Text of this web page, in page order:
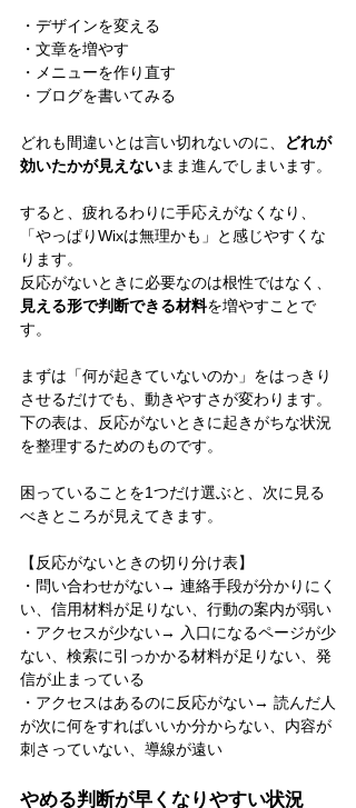
・デザインを変える
・文章を増やす
・メニューを作り直す
・ブログを書いてみる
どれも間違いとは言い切れないのに、
どれが
効いたかが見えないまま進んでしまいます。
すると、疲れるわりに手応えがなくなり、
「やっぱりWixは無理かも」と感じやすくな
ります。
反応がないときに必要なのは根性ではなく、
見える形で判断できる材料を増やすことで
す。
まずは「何が起きていないのか」をはっきり
させるだけでも、動きやすさが変わります。
下の表は、反応がないときに起きがちな状況
を整理するためのものです。
困っていることを1つだけ選ぶと、次に見る
べきところが見えてきます。
【反応がないときの切り分け表】
・問い合わせがない→ 連絡手段が分かりにく
い、信用材料が足りない、行動の案内が弱い
・アクセスが少ない→ 入口になるページが少
ない、検索に引っかかる材料が足りない、発
信が止まっている
・アクセスはあるのに反応がない→ 読んだ人
が次に何をすればいいか分からない、内容が
刺さっていない、導線が遠い
やめる判断が早くなりやすい状況